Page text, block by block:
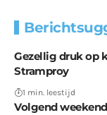
Gezellig druk op
Stramproy
1 min. leestijd
Volgend